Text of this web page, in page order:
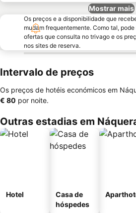
Mostrar mais
Os preços e a disponibilidade que
mudam frequentemente. Como tal,
ofertas que consulta no trivago e os
nos sites de reserva.
Intervalo de preços
Os preços de hotéis económicos em
‎€ 80 por noite.
Outras estadias em
Hotel
Casa de
hóspedes